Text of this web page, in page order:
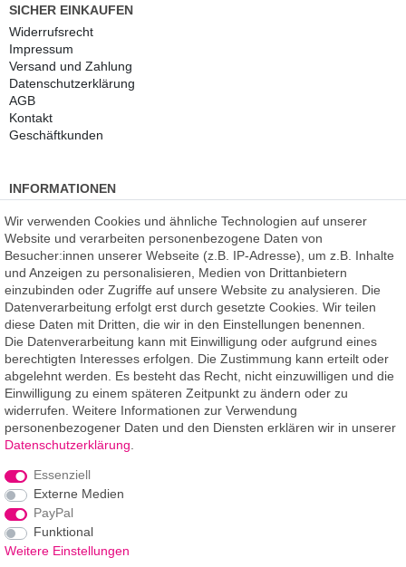
SICHER EINKAUFEN
Widerrufs­recht
Impressum
Versand und Zahlung
Daten­schutz­erklärung
AGB
Kontakt
Geschäftkunden
INFORMATIONEN
Kauf auf Rechnung
Datenschutz
Kostenlose Beratung
SSL Verschlüsselung
Händlerbund-Mitglied
ROOMPIXXeine Marke der
F.A.R.B. Digitaldruck GmbH
Chemnitzer Straße 12a
09235 Burkhardtsdorf
Telefon: 03721-263 994-2
Telefon: 03721-329 259-8
Telefax: 03721-263 994-3
E-Mail: info@roompixx.com
Wir verwenden Cookies und ähnliche Technologien auf unserer
Website und verarbeiten personenbezogene Daten von
Besucher:innen unserer Webseite (z.B. IP-Adresse), um z.B. Inhalte
und Anzeigen zu personalisieren, Medien von Drittanbietern
einzubinden oder Zugriffe auf unsere Website zu analysieren. Die
Datenverarbeitung erfolgt erst durch gesetzte Cookies. Wir teilen
diese Daten mit Dritten, die wir in den Einstellungen benennen.
Die Datenverarbeitung kann mit Einwilligung oder aufgrund eines
berechtigten Interesses erfolgen. Die Zustimmung kann erteilt oder
abgelehnt werden. Es besteht das Recht, nicht einzuwilligen und die
Einwilligung zu einem späteren Zeitpunkt zu ändern oder zu
widerrufen. Weitere Informationen zur Verwendung
personenbezogener Daten und den Diensten erklären wir in unserer
Daten­schutz­erklärung
Essenziell
Externe Medien
PayPal
Funktional
Weitere Einstellungen